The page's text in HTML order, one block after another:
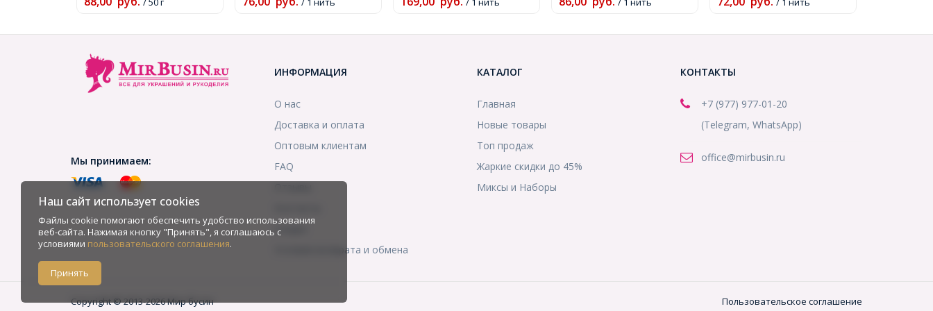
Мы принимаем:
ИНФОРМАЦИЯ
О нас
Доставка и оплата
Оптовым клиентам
FAQ
Скидки
Условия возврата и обмена
КАТАЛОГ
Главная
Новые товары
Топ продаж
Жаркие скидки до 45%
Миксы и Наборы
КОНТАКТЫ
+7 (977) 977-01-20
(Telegram, WhatsApp)
office@mirbusin.ru
Copyright © 2013-2026 Мир бусин Пользовательское соглашение
Наш сайт использует cookies
Файлы cookie помогают обеспечить удобство использования
веб-сайта. Нажимая кнопку "Принять", я соглашаюсь с
условиями пользовательского соглашения.
Принять